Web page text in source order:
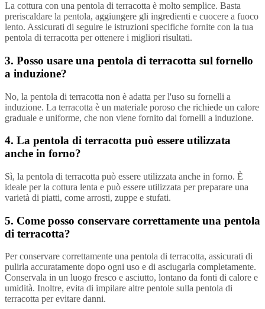
La cottura con una pentola di terracotta è molto semplice. Basta
preriscaldare la pentola, aggiungere gli ingredienti e cuocere a fuoco
lento. Assicurati di seguire le istruzioni specifiche fornite con la tua
pentola di terracotta per ottenere i migliori risultati.
3. Posso usare una pentola di terracotta sul fornello
a induzione?
No, la pentola di terracotta non è adatta per l'uso su fornelli a
induzione. La terracotta è un materiale poroso che richiede un calore
graduale e uniforme, che non viene fornito dai fornelli a induzione.
4. La pentola di terracotta può essere utilizzata
anche in forno?
Sì, la pentola di terracotta può essere utilizzata anche in forno. È
ideale per la cottura lenta e può essere utilizzata per preparare una
varietà di piatti, come arrosti, zuppe e stufati.
5. Come posso conservare correttamente una pentola
di terracotta?
Per conservare correttamente una pentola di terracotta, assicurati di
pulirla accuratamente dopo ogni uso e di asciugarla completamente.
Conservala in un luogo fresco e asciutto, lontano da fonti di calore e
umidità. Inoltre, evita di impilare altre pentole sulla pentola di
terracotta per evitare danni.